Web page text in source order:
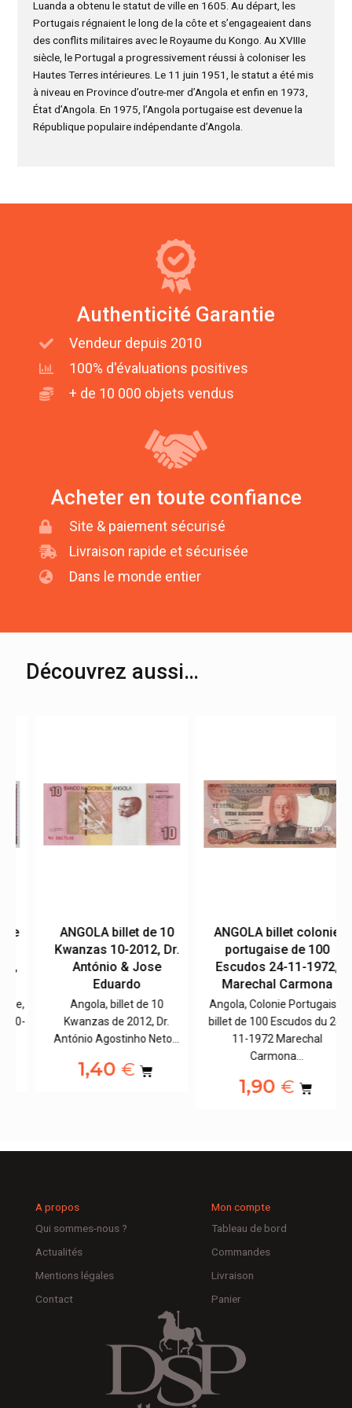
Luanda a obtenu le statut de ville en 1605. Au départ, les
Portugais régnaient le long de la côte et s’engageaient dans
des conflits militaires avec le Royaume du Kongo. Au XVIIIe
siècle, le Portugal a progressivement réussi à coloniser les
Hautes Terres intérieures. Le 11 juin 1951, le statut a été mis
à niveau en Province d’outre-mer d’Angola et enfin en 1973,
État d’Angola. En 1975, l’Angola portugaise est devenue la
République populaire indépendante d’Angola.
Authenticité Garantie
Vendeur depuis 2010
100% d'évaluations positives
+ de 10 000 objets vendus
Acheter en toute confiance
Site & paiement sécurisé
Livraison rapide et sécurisée
Dans le monde entier
Découvrez aussi…
ANGOLA billet de 10
Kwanzas 10-2012, Dr.
António & Jose
Eduardo
Angola, billet de 10
Kwanzas de 2012, Dr.
António Agostinho Neto…
1,40€
ANGOLA billet colonie
portugaise de 100
Escudos 24-11-1972,
Marechal Carmona
Angola, Colonie Portugaise,
billet de 100 Escudos du 24-
11-1972 Marechal
Carmona…
1,90€
A propos
Qui sommes-nous ?
Actualités
Mentions légales
Contact
Mon compte
Tableau de bord
Commandes
Livraison
Panier